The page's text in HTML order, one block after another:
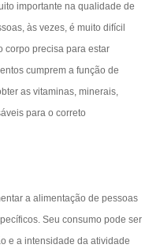
importante na qualidade de
às vezes, é muito difícil
corpo precisa para estar
cumprem a função de
as vitaminas, minerais,
para o correto
a alimentação de pessoas
Seu consumo pode ser
e a intensidade da atividade